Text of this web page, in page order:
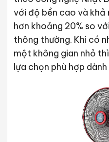
với độ bền cao và
hơn khoảng 20% so
thông thường. Khi có
một không gian nhỏ
lựa chọn phù hợp